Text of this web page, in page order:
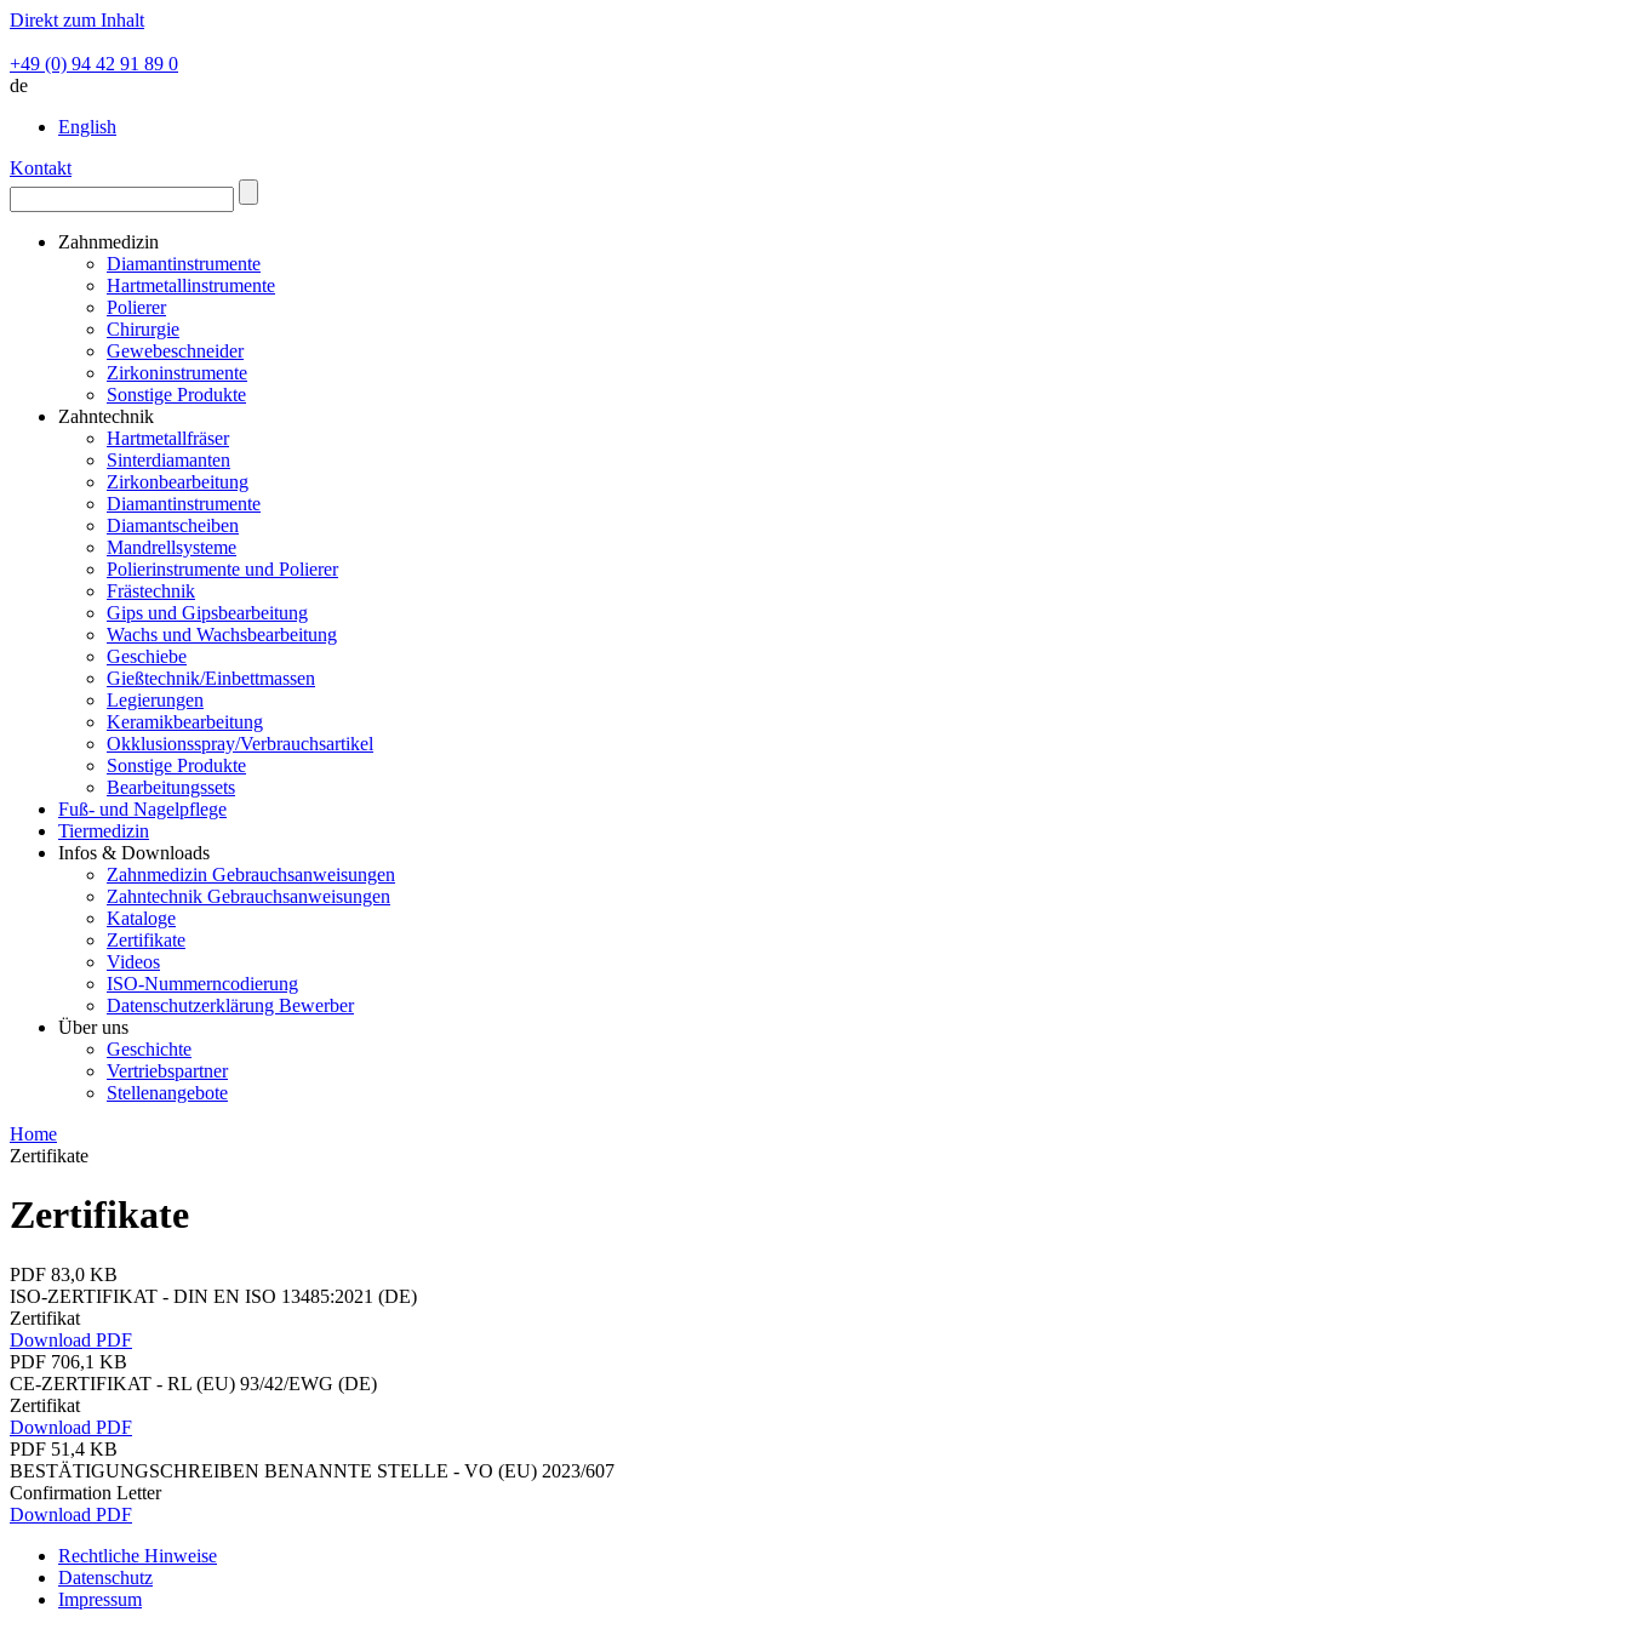
Direkt zum Inhalt
+49 (0) 94 42 91 89 0
de
English
Kontakt
Zahnmedizin
Diamantinstrumente
Hartmetallinstrumente
Polierer
Chirurgie
Gewebeschneider
Zirkoninstrumente
Sonstige Produkte
Zahntechnik
Hartmetallfräser
Sinterdiamanten
Zirkonbearbeitung
Diamantinstrumente
Diamantscheiben
Mandrellsysteme
Polierinstrumente und Polierer
Frästechnik
Gips und Gipsbearbeitung
Wachs und Wachsbearbeitung
Geschiebe
Gießtechnik/Einbettmassen
Legierungen
Keramikbearbeitung
Okklusionsspray/Verbrauchsartikel
Sonstige Produkte
Bearbeitungssets
Fuß- und Nagelpflege
Tiermedizin
Infos & Downloads
Zahnmedizin Gebrauchsanweisungen
Zahntechnik Gebrauchsanweisungen
Kataloge
Zertifikate
Videos
ISO-Nummerncodierung
Datenschutzerklärung Bewerber
Über uns
Geschichte
Vertriebspartner
Stellenangebote
Home
Zertifikate
Zertifikate
PDF 83,0 KB
ISO-ZERTIFIKAT - DIN EN ISO 13485:2021 (DE)
Zertifikat
Download PDF
PDF 706,1 KB
CE-ZERTIFIKAT - RL (EU) 93/42/EWG (DE)
Zertifikat
Download PDF
PDF 51,4 KB
BESTÄTIGUNGSCHREIBEN BENANNTE STELLE - VO (EU) 2023/607
Confirmation Letter
Download PDF
Rechtliche Hinweise
Datenschutz
Impressum